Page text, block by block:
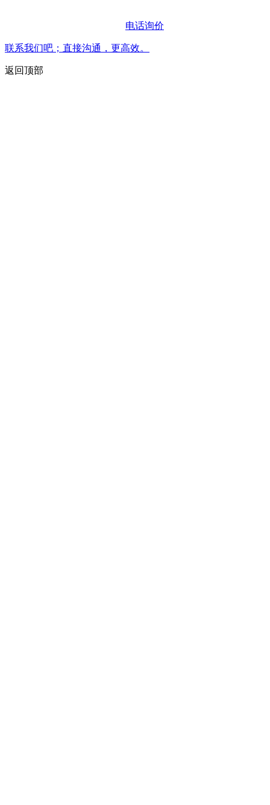
电话询价
联系我们吧；直接沟通，更高效。
返回顶部